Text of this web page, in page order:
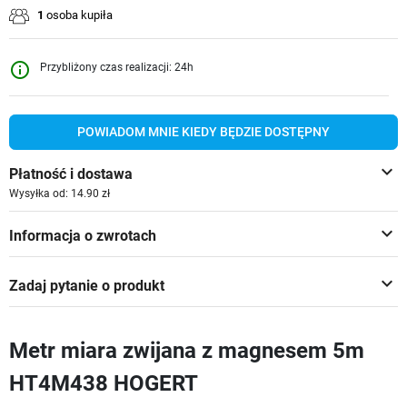
1 osoba kupiła
info_outline Przybliżony czas realizacji: 24h
POWIADOM MNIE KIEDY BĘDZIE DOSTĘPNY
keyboard_arrow_down
Płatność i dostawa
Wysyłka od: 14.90 zł
keyboard_arrow_down
Informacja o zwrotach
keyboard_arrow_down
Zadaj pytanie o produkt
Metr miara zwijana z magnesem 5m
HT4M438 HOGERT